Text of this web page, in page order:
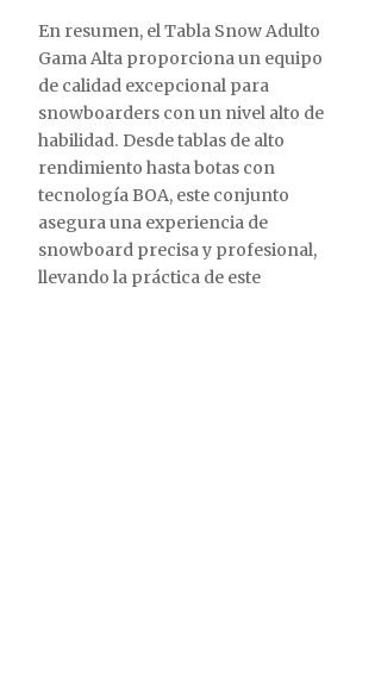
En resumen, el Tabla Snow Adulto
Gama Alta proporciona un equipo
de calidad excepcional para
snowboarders con un nivel alto de
habilidad. Desde tablas de alto
rendimiento hasta botas con
tecnología BOA, este conjunto
asegura una experiencia de
snowboard precisa y profesional,
llevando la práctica de este